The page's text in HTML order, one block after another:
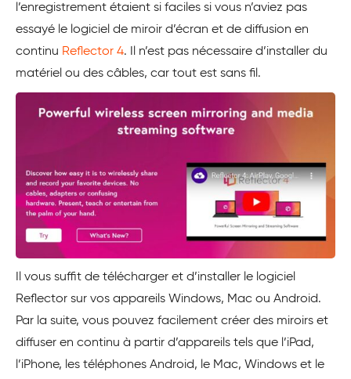
l’enregistrement étaient si faciles si vous n’aviez pas
essayé le logiciel de miroir d’écran et de diffusion en
continu Reflector 4. Il n’est pas nécessaire d’installer du
matériel ou des câbles, car tout est sans fil.
Il vous suffit de télécharger et d’installer le logiciel
Reflector sur vos appareils Windows, Mac ou Android.
Par la suite, vous pouvez facilement créer des miroirs et
diffuser en continu à partir d’appareils tels que l’iPad,
l’iPhone, les téléphones Android, le Mac, Windows et le